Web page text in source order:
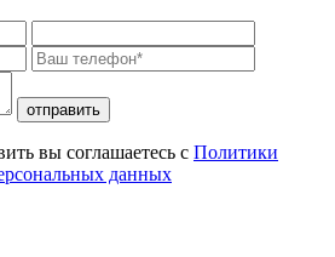
отправить
вы соглашаетесь с Политики
данных